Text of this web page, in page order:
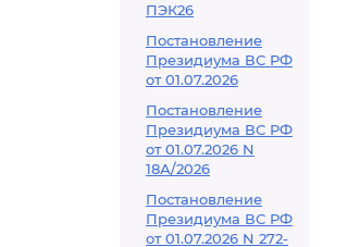
ПЭК26
Постановление
Президиума ВС РФ
от 01.07.2026
Постановление
Президиума ВС РФ
от 01.07.2026 N
18А/2026
Постановление
Президиума ВС РФ
от 01.07.2026 N 272-